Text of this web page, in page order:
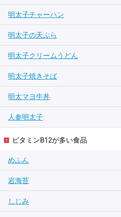
明太子チャーハン
明太子の天ぷら
明太子クリームうどん
明太子焼きそば
明太マヨ牛丼
人参明太子
ビタミンB12が多い食品
めふん
岩海苔
しじみ